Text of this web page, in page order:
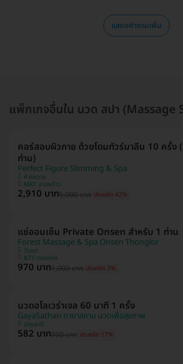
แสดงคำถามเพิ่ม
แพ็กเกจอื่นใน นวด สปา (Massage
คอร์สอบผิวกาย ด้วยโดมทัวร์มาลีน 10 ครั้ง
ท่าน)
Perfect Figure Slimming & Spa
ห้วยขวาง
MRT ลาดพร้าว
2,910 บาท5,000 บาท ประหยัด 42%
แช่ออนเซ็น Private Onsen สำหรับ 1 ท่าน
Forest Massage & Spa Onsen Thonglor
วัฒนา
BTS ทองหล่อ
970 บาท1,000 บาท ประหยัด 3%
นวดอโลเวร่าเจล 60 นาที 1 ครั้ง
GayaSathan กายาสถาน นวดเพื่อสุขภาพ
ปทุมธานี
582 บาท700 บาท ประหยัด 17%